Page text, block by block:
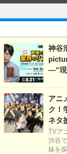
神谷
―“現
アニ
ク！
ネタ
TVア
渋谷
妹を